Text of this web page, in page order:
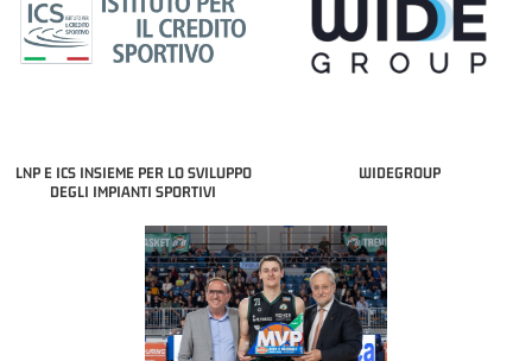
LNP E ICS INSIEME PER LO SVILUPPO
DEGLI IMPIANTI SPORTIVI
WIDEGROUP